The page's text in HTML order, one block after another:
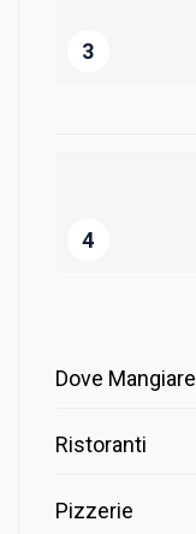
3
4
Dove Mangiare
Ristoranti
Pizzerie